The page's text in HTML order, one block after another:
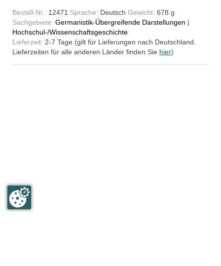
Bestell-Nr.: 12471 Sprache: Deutsch Gewicht: 678 g
Sachgebiete: Germanistik-Übergreifende Darstellungen |
Hochschul-/Wissenschaftsgeschichte
Lieferzeit: 2-7 Tage (gilt für Lieferungen nach Deutschland.
Lieferzeiten für alle anderen Länder finden Sie hier)